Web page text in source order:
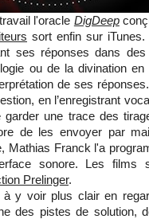
l'oracle DigDeep
sort enfin sur iTunes.
ses réponses dans
ou de la divination
de ses
en l’enregistrant
garder une trace des
de les envoyer par
Mathias Franck l'a
sonore. Les films
Prelinger.
à y voir plus clair en
des pistes de solution,